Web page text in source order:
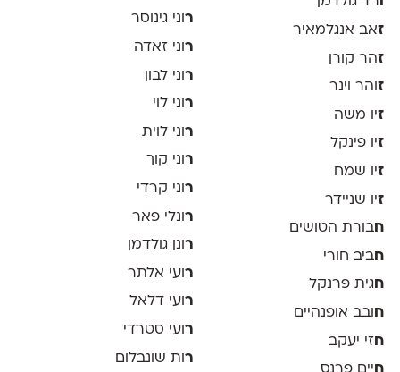
זאב אנגלמאיר
זהר קורן
זוהר וינר
זיו משה
זיו פינקל
זיו שמח
זיו שניידר
חבורת הטושים
חביב חורי
חגית פרנקל
ח ובב אופנהיים
חזי יעקב
רוני גינוסר
ר וני זאדה
ר וני לבון
רוני לוי
ר וני לוית
רוני קוך
ר וני קרדי
ר ונלי פאר
רונן גולדמן
ר ועי אלתר
רועי דלאל
ר ועי סטרדי
רות שונבלום